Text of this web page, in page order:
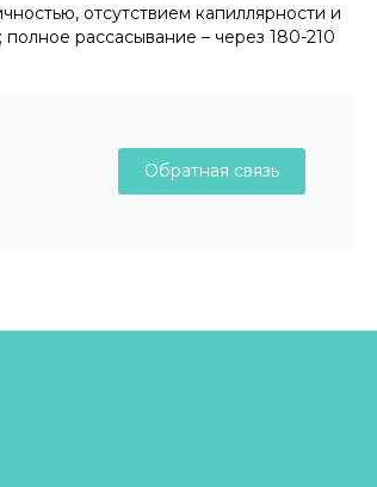
отсутствием капиллярности и
рассасывание – через 180-210
Обратная связь